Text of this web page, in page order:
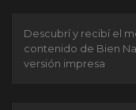
Descubrí y recibí el
contenido de Bien
versión impresa